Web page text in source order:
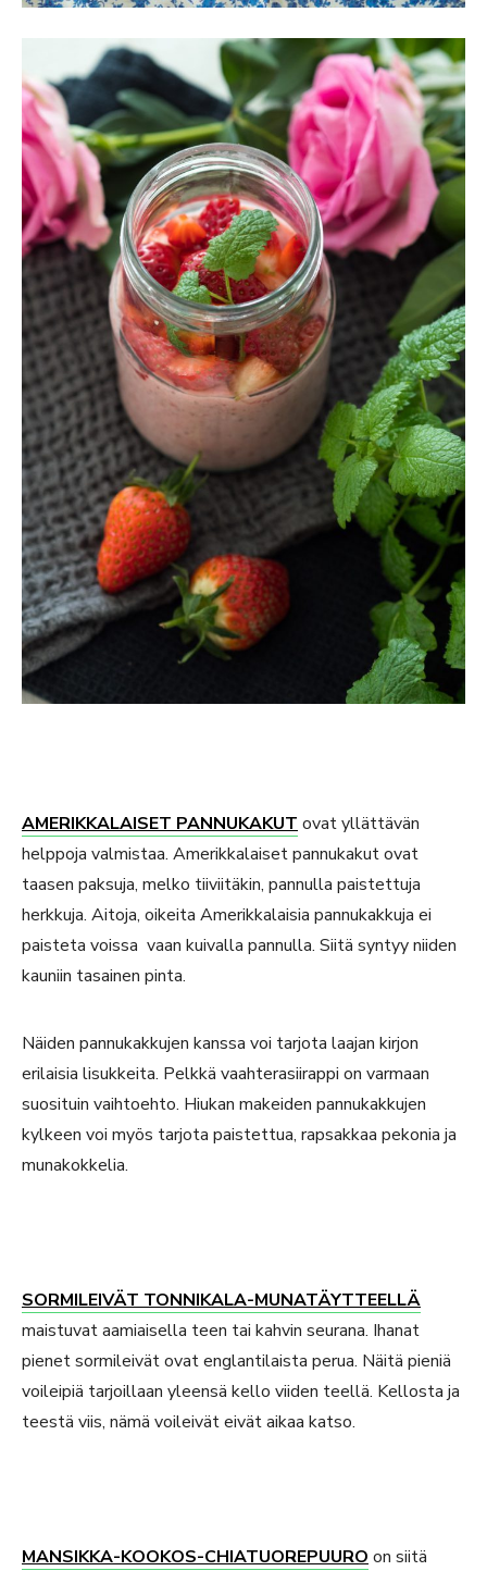
AMERIKKALAISET PANNUKAKUT ovat yllättävän
helppoja valmistaa. Amerikkalaiset pannukakut ovat
taasen paksuja, melko tiiviitäkin, pannulla paistettuja
herkkuja. Aitoja, oikeita Amerikkalaisia pannukakkuja ei
paisteta voissa vaan kuivalla pannulla. Siitä syntyy niiden
kauniin tasainen pinta.
Näiden pannukakkujen kanssa voi tarjota laajan kirjon
erilaisia lisukkeita. Pelkkä vaahterasiirappi on varmaan
suosituin vaihtoehto. Hiukan makeiden pannukakkujen
kylkeen voi myös tarjota paistettua, rapsakkaa pekonia ja
munakokkelia.
SORMILEIVÄT TONNIKALA-MUNATÄYTTEELLÄ
maistuvat aamiaisella teen tai kahvin seurana. Ihanat
pienet sormileivät ovat englantilaista perua. Näitä pieniä
voileipiä tarjoillaan yleensä kello viiden teellä. Kellosta ja
teestä viis, nämä voileivät eivät aikaa katso.
MANSIKKA-KOOKOS-CHIATUOREPUURO on siitä